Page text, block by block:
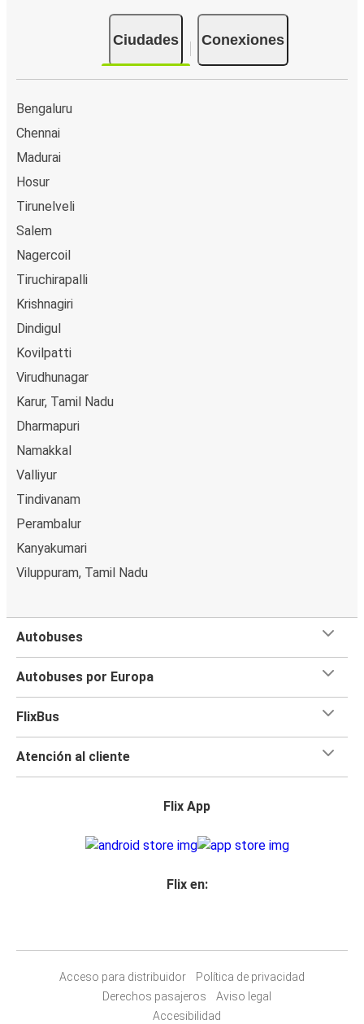
Ciudades Conexiones
Bengaluru
Chennai
Madurai
Hosur
Tirunelveli
Salem
Nagercoil
Tiruchirapalli
Krishnagiri
Dindigul
Kovilpatti
Virudhunagar
Karur, Tamil Nadu
Dharmapuri
Namakkal
Valliyur
Tindivanam
Perambalur
Kanyakumari
Viluppuram, Tamil Nadu
Autobuses
Autobuses por Europa
FlixBus
Atención al cliente
Flix App
Flix en:
Acceso para distribuidor
Política de privacidad
Derechos pasajeros
Aviso legal
Accesibilidad